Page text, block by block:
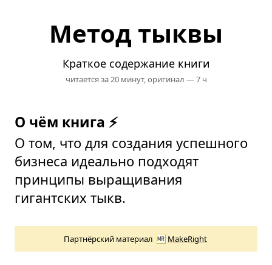
Метод тыквы
Краткое содержание книги
читается за 20 минут,оригинал — 7 ч
О чём книга ⚡
О том, что для создания успешного
бизнеса идеально подходят
принципы выращивания
гигантских тыкв.
Партнёрский материал MakeRight